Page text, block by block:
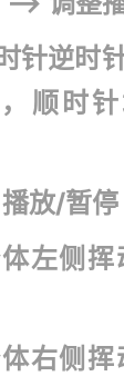
针逆时
顺时针
放/暂停
左侧
右侧